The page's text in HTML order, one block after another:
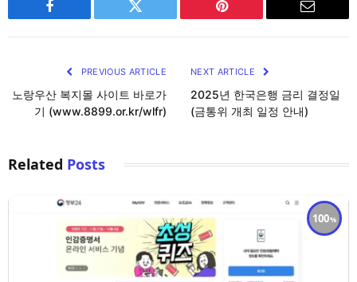
Facebook Twitter Pinterest Email
PREVIOUS ARTICLE
노랑우산 복지몰 사이트 바로가
기 (www.8899.or.kr/wlfr)
NEXT ARTICLE
2025년 한국은행 금리 결정일
(금통위 개최 일정 안내)
Related Posts
100